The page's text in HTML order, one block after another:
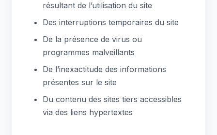
résultant de l’utilisation du site
Des interruptions temporaires du site
De la présence de virus ou
programmes malveillants
De l’inexactitude des informations
présentes sur le site
Du contenu des sites tiers accessibles
via des liens hypertextes